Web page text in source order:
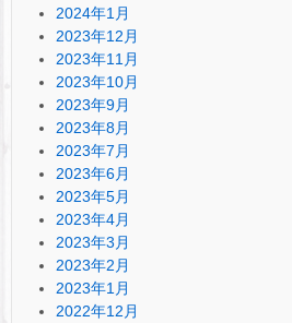
2024年1月
2023年12月
2023年11月
2023年10月
2023年9月
2023年8月
2023年7月
2023年6月
2023年5月
2023年4月
2023年3月
2023年2月
2023年1月
2022年12月